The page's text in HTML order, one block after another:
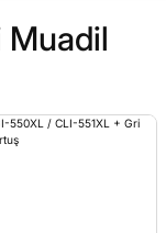
Muadil